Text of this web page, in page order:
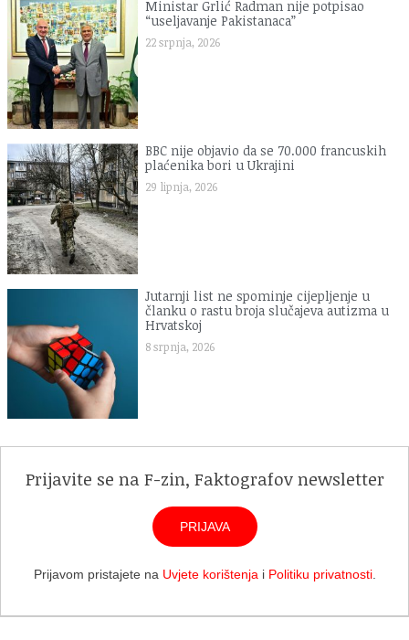
Ministar Grlić Radman nije potpisao
“useljavanje Pakistanaca”
22 srpnja, 2026
BBC nije objavio da se 70.000 francuskih
plaćenika bori u Ukrajini
29 lipnja, 2026
Jutarnji list ne spominje cijepljenje u
članku o rastu broja slučajeva autizma u
Hrvatskoj
8 srpnja, 2026
Prijavite se na F-zin, Faktografov newsletter
PRIJAVA
Prijavom pristajete na Uvjete korištenjai Politiku privatnosti.